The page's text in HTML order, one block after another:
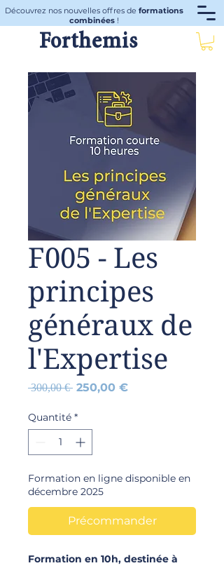
Découvrez nos nouvelles offres de formations
combinées!
Forthemis
F005 - Les
principes
généraux de
l'Expertise
300,00 € Prix
250,00 €Prix
Quantité *
Formation en ligne disponible en
décembre 2025
Précommander
Formation en 10h, destinée à